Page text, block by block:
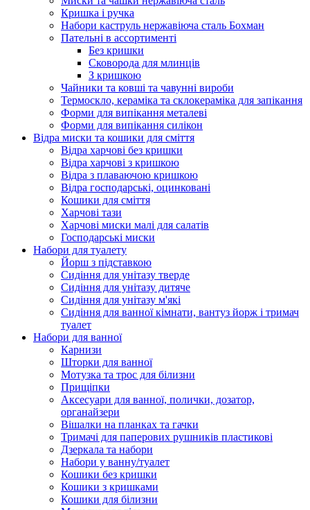
Кришка і ручка
Набори каструль нержавіюча сталь Бохман
Пательні в ассортименті
Без кришки
Сковорода для млинців
З кришкою
Чайники та ковші та чавунні вироби
Термоскло, кераміка та склокераміка для запікання
Форми для випікання металеві
Форми для випікання силікон
Відра миски та кошики для сміття
Відра харчові без кришки
Відра харчові з кришкою
Відра з плаваючою кришкою
Відра господарські, оцинковані
Кошики для сміття
Харчові тази
Харчові миски малі для салатів
Господарські миски
Набори для туалету
Йорш з підставкою
Сидіння для унітазу тверде
Сидіння для унітазу дитяче
Сидіння для унітазу м'які
Сидіння для ванної кімнати, вантуз йорж і тримач
туалет
Набори для ванної
Карнизи
Шторки для ванної
Мотузка та трос для білизни
Прищіпки
Аксесуари для ванної, полички, дозатор,
органайзери
Вішалки на планках та гачки
Тримачі для паперових рушників пластикові
Дзеркала та набори
Набори у ванну/туалет
Кошики без кришки
Кошики з кришками
Кошики для білизни